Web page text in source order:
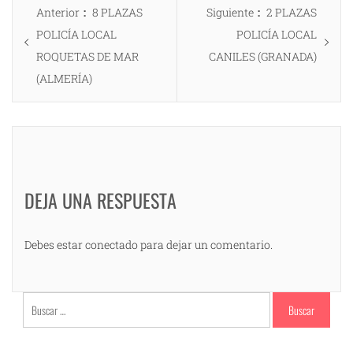
entradas
Anterior
Entrada
anterior:
8 PLAZAS
POLICÍA LOCAL
ROQUETAS DE MAR
(ALMERÍA)
Siguiente
Entrada
siguiente:
2 PLAZAS
POLICÍA LOCAL
CANILES (GRANADA)
DEJA UNA RESPUESTA
Debes estar conectado para dejar un comentario.
Buscar: